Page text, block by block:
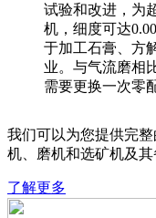
试验和改进，为
机，细度可达
于加工石膏、方
业。与气流磨相
需要更换一次零
我们可以为您提供完
机、磨机和选矿机及其
了解更多